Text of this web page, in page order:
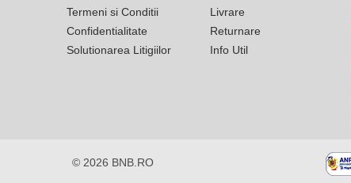
Termeni si Conditii
Confidentialitate
Solutionarea Litigiilor
Livrare
Returnare
Info Util
© 2026 BNB.RO